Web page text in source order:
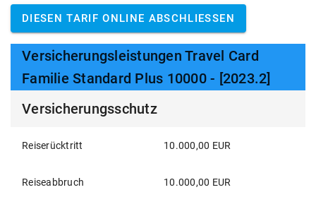
DIESEN TARIF ONLINE ABSCHLIESSEN
Versicherungsleistungen Travel Card
Familie Standard Plus 10000 - [2023.2]
Versicherungsschutz
Reiserücktritt 10.000,00 EUR
Reiseabbruch 10.000,00 EUR